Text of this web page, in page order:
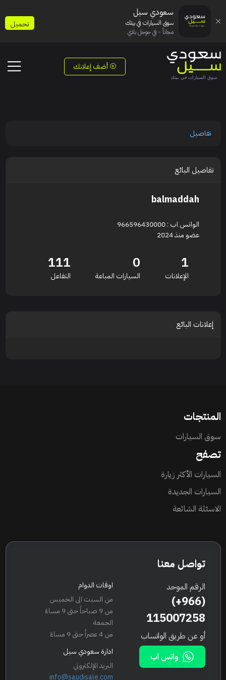
أضف إعلانك
تفاصيل
تفاصيل البائع
balmaddah
الواتس اب : 966596430000
عضو منذ 2024
1
الإعلانات
0
السيارات المباعة
111
التفاعل
إعلانات البائع
المنتجات
سوق السيارات
تصفح
السيارات الأكثر زيارة
السيارات الجديدة
الاسئلة الشائعة
تواصل معنا
الرقم الموحد
(+966)
115007258
أو عن طريق الواتساب
واتس اب
اوقات الدوام
من السبت الى الخميس
من 9 صباحاً حتى 9 مساءً
الجمعة
من 4 عصراً حتى 9 مساءً
ادارة سعودي سيل
البريد الإلكتروني
info@saudisale.com
سعودي سيل
سوق السيارات في بيتك
مجاناً - في جوجل بلاي
تحميل